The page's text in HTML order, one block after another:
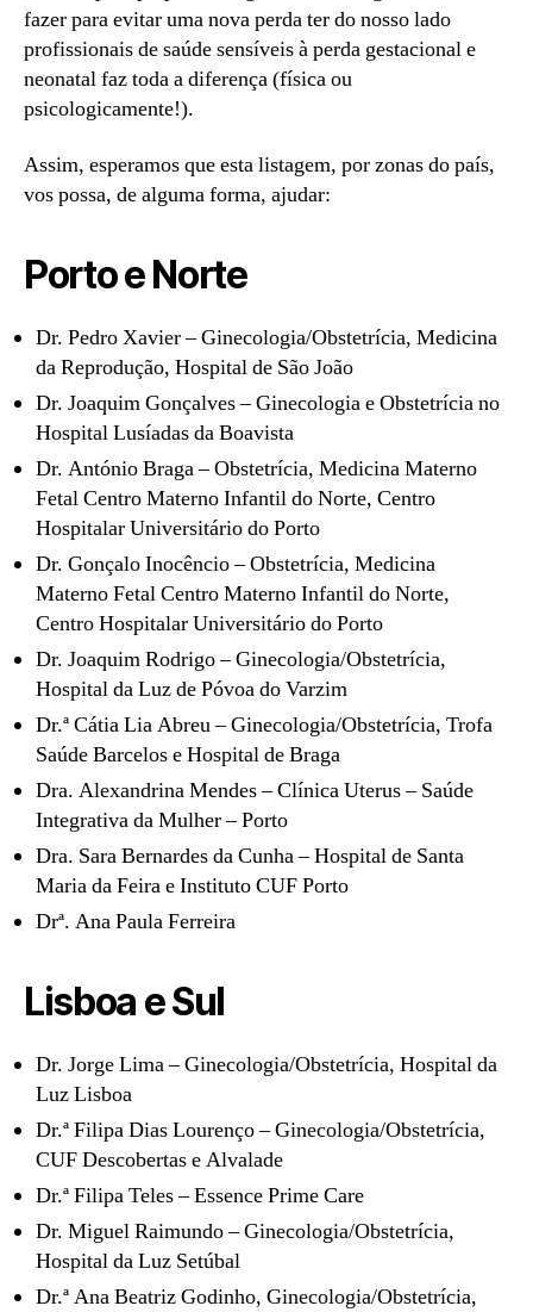
fazer para evitar uma nova perda ter do nosso lado
profissionais de saúde sensíveis à perda gestacional e
neonatal faz toda a diferença (física ou
psicologicamente!).
Assim, esperamos que esta listagem, por zonas do país,
vos possa, de alguma forma, ajudar:
Porto e Norte
Dr. Pedro Xavier – Ginecologia/Obstetrícia, Medicina
da Reprodução, Hospital de São João
Dr. Joaquim Gonçalves – Ginecologia e Obstetrícia no
Hospital Lusíadas da Boavista
Dr. António Braga – Obstetrícia, Medicina Materno
Fetal Centro Materno Infantil do Norte, Centro
Hospitalar Universitário do Porto
Dr. Gonçalo Inocêncio – Obstetrícia, Medicina
Materno Fetal Centro Materno Infantil do Norte,
Centro Hospitalar Universitário do Porto
Dr. Joaquim Rodrigo – Ginecologia/Obstetrícia,
Hospital da Luz de Póvoa do Varzim
Dr.ª Cátia Lia Abreu – Ginecologia/Obstetrícia, Trofa
Saúde Barcelos e Hospital de Braga
Dra. Alexandrina Mendes – Clínica Uterus – Saúde
Integrativa da Mulher – Porto
Dra. Sara Bernardes da Cunha – Hospital de Santa
Maria da Feira e Instituto CUF Porto
Drª. Ana Paula Ferreira
Lisboa e Sul
Dr. Jorge Lima – Ginecologia/Obstetrícia, Hospital da
Luz Lisboa
Dr.ª Filipa Dias Lourenço – Ginecologia/Obstetrícia,
CUF Descobertas e Alvalade
Dr.ª Filipa Teles – Essence Prime Care
Dr. Miguel Raimundo – Ginecologia/Obstetrícia,
Hospital da Luz Setúbal
Dr.ª Ana Beatriz Godinho, Ginecologia/Obstetrícia,